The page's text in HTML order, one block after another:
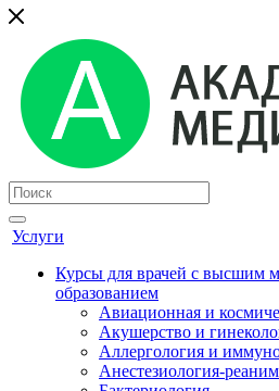
Услуги
Курсы для врачей с высшим
образованием
Авиационная и
Акушерство и
Аллергология и
Анестезиология-